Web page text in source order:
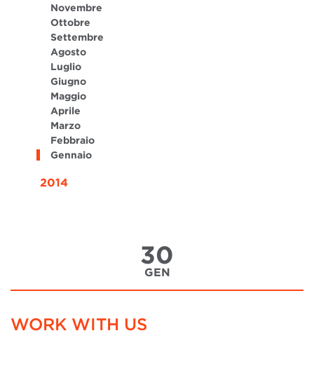
Novembre
Ottobre
Settembre
Agosto
Luglio
Giugno
Maggio
Aprile
Marzo
Febbraio
Gennaio
2014
30
GEN
WORK WITH US